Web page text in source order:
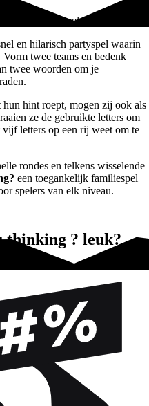
partyspel
en hilarisch partyspel waarin
twee teams en bedenk
twee woorden om je
hun hint roept, mogen zij ook als
ze de gebruikte letters om
vijf letters op een rij weet om te
rondes en telkens wisselende
een toegankelijk familiespel
spelers van elk niveau.
thinking ? leuk?